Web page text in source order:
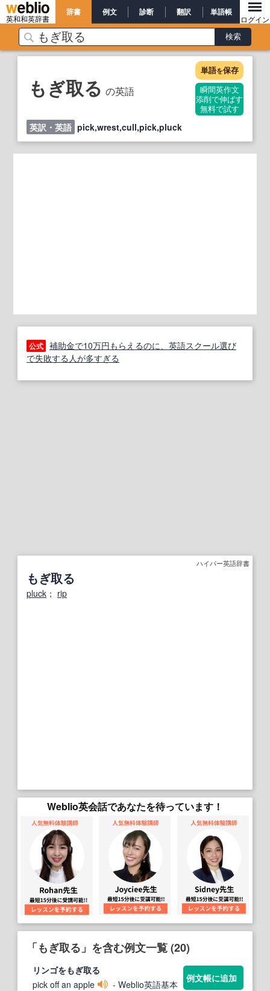
英和和英辞書
辞書 例文 診断 翻訳 単語帳
ログイン
もぎ取る の英語
単語を保存
瞬間英作文
添削で伸ばす
無料で試す
英訳・英語 pick,wrest,cull,pick,pluck
公式 補助金で10万円もらえるのに、英語スクール選び
で失敗する人が多すぎる
ハイパー英語辞書
もぎ取る
pluck ； rip
Weblio英会話であなたを待っています！
「もぎ取る」を含む例文一覧 (20)
リンゴをもぎ取る
pick off an apple
- Weblio英語基本
例文帳に追加